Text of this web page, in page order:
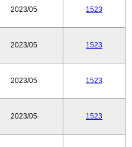
2023/05 1523
2023/05 1523
2023/05 1523
2023/05 1523